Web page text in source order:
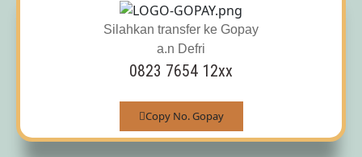
Silahkan transfer ke Gopay
a.n Defri
0823 7654 12xx
Copy No. Gopay